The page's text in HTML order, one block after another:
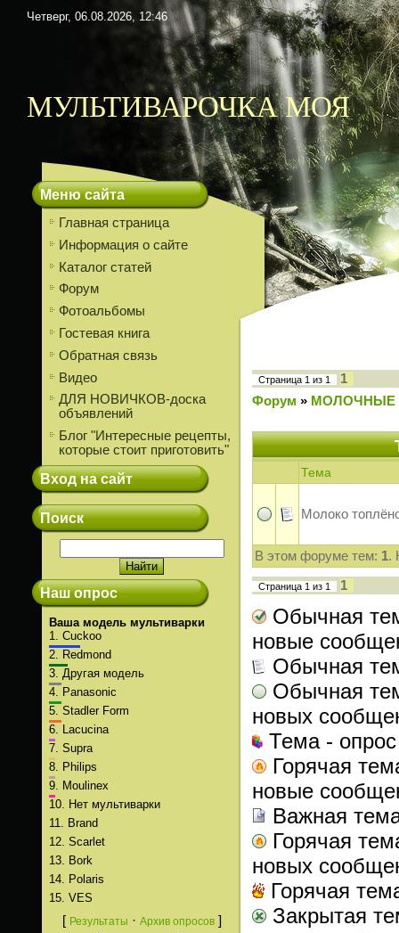
Четверг, 06.08.2026, 12:46
МУЛЬТИВАРОЧКА МОЯ
Меню сайта
Главная страница
Информация о сайте
Каталог статей
Форум
Фотоальбомы
Гостевая книга
Обратная связь
Видео
ДЛЯ НОВИЧКОВ-доска
объявлений
Блог "Интересные рецепты,
которые стоит приготовить"
Вход на сайт
Поиск
Наш опрос
Ваша модель мультиварки
1. Cuckoo
2.
Redmond
3. Другая модель
4.
Panasonic
5. Stadler Form
6.
Lacucina
7. Supra
8.
Philips
9.
Moulinex
10.
Нет мультиварки
11.
Brand
12. Scarlet
13.
Bork
14.
Polaris
15. VES
[ Результаты · Архив опросов]
Страница 1 из 1
1
Форум » МОЛОЧНЫЕ
Тема
Молоко
В этом форуме тем: 1.
Страница 1 из 1 1
Обычная
новые
Обычная
Обычная
новых
Тема - опрос
Горячая
новые
Важная
Горячая
новых
Горячая
Закрытая